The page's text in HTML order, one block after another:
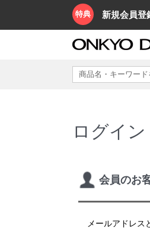
特典 新規会員登
ログイン
会員のお
メールアドレス